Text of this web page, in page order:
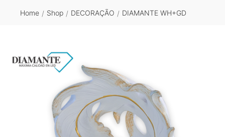
Home / Shop / DECORAÇÃO / DIAMANTE WH+GD